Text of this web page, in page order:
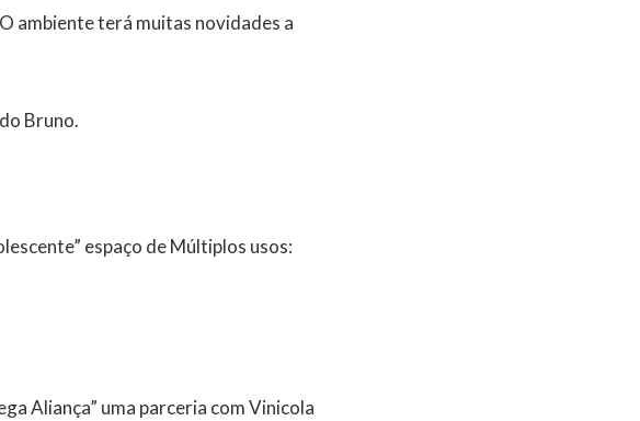
ambiente terá muitas novidades a
Bruno.
espaço de Múltiplos usos:
Aliança” uma parceria com Vinicola